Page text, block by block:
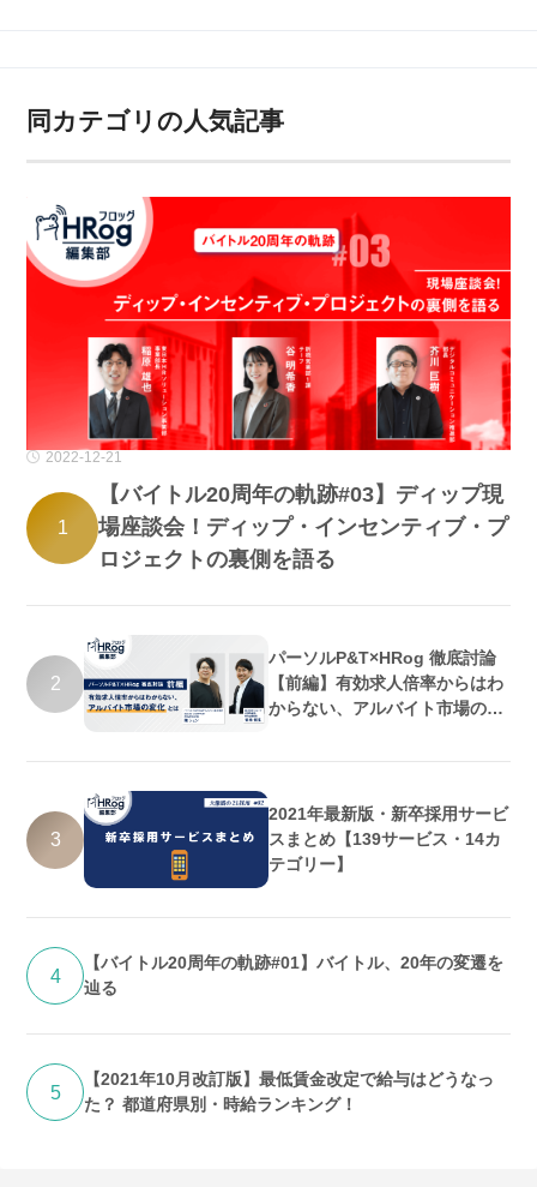
同カテゴリの人気記事
2022-12-21
1
【バイトル20周年の軌跡#03】ディップ現
場座談会！ディップ・インセンティブ・プ
ロジェクトの裏側を語る
2
パーソルP&T×HRog 徹底討論
【前編】有効求人倍率からはわ
からない、アルバイト市場の変
3
2021年最新版・新卒採用サービ
スまとめ【139サービス・14カ
テゴリー】
4
【バイトル20周年の軌跡#01】バイトル、20年の変遷を
辿る
5
【2021年10月改訂版】最低賃金改定で給与はどうなっ
た？ 都道府県別・時給ランキング！